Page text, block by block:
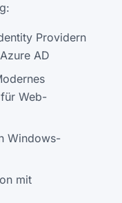
Providern
AD
Web-
Windows-
mit